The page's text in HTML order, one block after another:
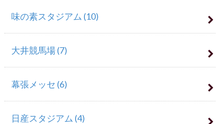
味の素スタジアム (10)
大井競馬場(7)
幕張メッセ (6)
日産スタジアム (4)